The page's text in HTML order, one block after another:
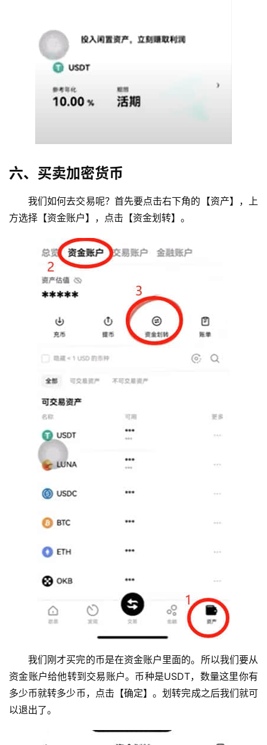
六、买卖加密货币
我们如何去交易呢？首先要点击右下角的【资产】，上
方选择【资金账户】，点击【资金划转】。
我们刚才买完的币是在资金账户里面的。所以我们要从
资金账户给他转到交易账户。币种是USDT，数量这里你有
多少币就转多少币，点击【确定】。划转完成之后我们就可
以退出了。